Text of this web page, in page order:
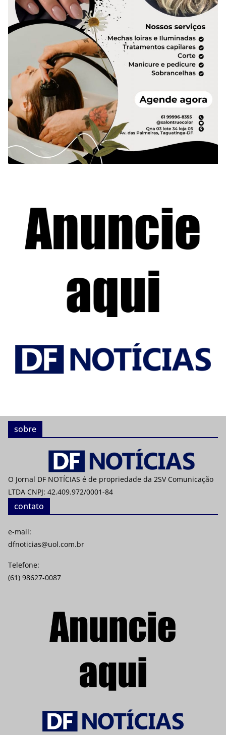
sobre
O Jornal DF NOTÍCIAS é de propriedade da 2SV Comunicação
LTDA CNPJ: 42.409.972/0001-84
contato
e-mail:
dfnoticias@uol.com.br
Telefone:
(61) 98627-0087